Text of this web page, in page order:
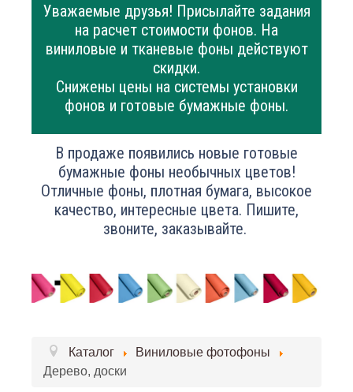
Уважаемые друзья! Присылайте задания
на расчет стоимости фонов. На
виниловые и тканевые фоны действуют
скидки.
Снижены цены на системы установки
фонов и готовые бумажные фоны.
В продаже появились новые готовые
бумажные фоны необычных цветов!
Отличные фоны, плотная бумага, высокое
качество, интересные цвета. Пишите,
звоните, заказывайте.
Каталог
Виниловые фотофоны
Дерево, доски